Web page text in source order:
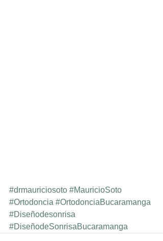
#drmauriciosoto #MauricioSoto
#Ortodoncia #OrtodonciaBucaramanga
#Diseñodesonrisa
#DiseñodeSonrisaBucaramanga